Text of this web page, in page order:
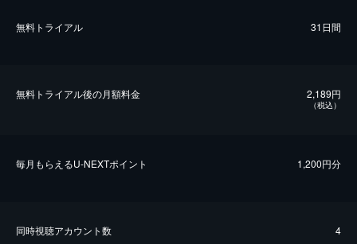
無料トライアル 31日間
無料トライアル後の⽉額料金 2,189円
（税込）
毎⽉もらえるU-NEXTポイント 1,200円分
同時視聴アカウント数 4